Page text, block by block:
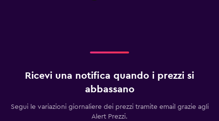
Ricevi una notifica quando i prezzi si
abbassano
Segui le variazioni giornaliere dei prezzi tramite email grazie agli
Alert Prezzi.